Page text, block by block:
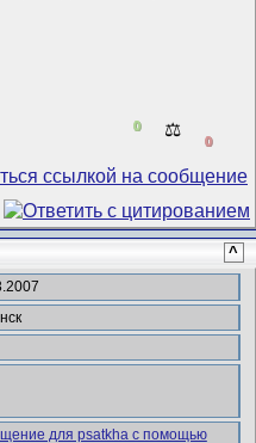
0 ⚖️
0
^